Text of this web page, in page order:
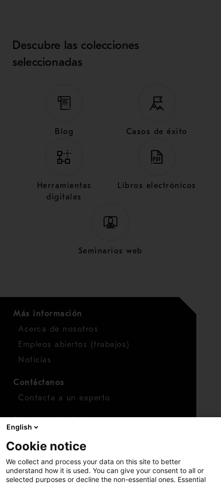
Descubre las colecciones
seleccionadas
Blog Casos de éxito
Herramientas
digitales
Libros electrónicos
Seminarios web
Más información
Acerca de nosotros
Empleos abiertos (trabajos)
Noticias
Contáctanos
Contacta a un experto
Finanzas
Acciones
English
Cookie notice
We collect and process your data on this site to better
understand how it is used. You can give your consent to all or
selected purposes or decline the non-essential ones. Essential